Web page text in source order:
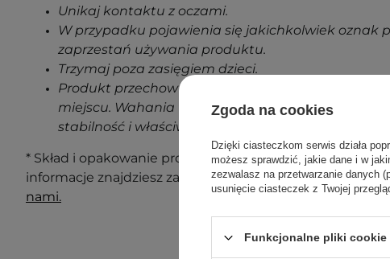
Unikaj kontaktu z oczami.
W przypadku pojawienia się jakichkolwiek oznak
zaprzestań używania produktu.
Trzymaj poza zasięgiem dzieci.
Produkt przechowuj w temperaturze pokojowej, w
miejscu. Wahania temperatur podczas transportu
stabilność i właściwości produktu.
* Skład i opakowanie produktu mogą ulec zmianie.
informacje znajdziesz zawsze na opakowaniu. Masz
nami.
Zgoda na cookies
Dzięki ciasteczkom serwis działa
możesz sprawdzić, jakie dane i w
zezwalasz na przetwarzanie danych
usunięcie ciasteczek z Twojej
Funkcjonalne pliki cookie